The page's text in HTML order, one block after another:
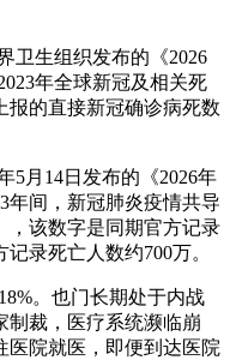
卫生组织发布的《2026
年全球新冠及相关死
报的直接新冠确诊病死数
5月14日发布的《2026年
年间，新冠肺炎疫情共导
，该数字是同期官方记录
录死亡人数约700万。
。也门长期处于内战
制裁，医疗系统濒临崩
医院就医，即便到达医院